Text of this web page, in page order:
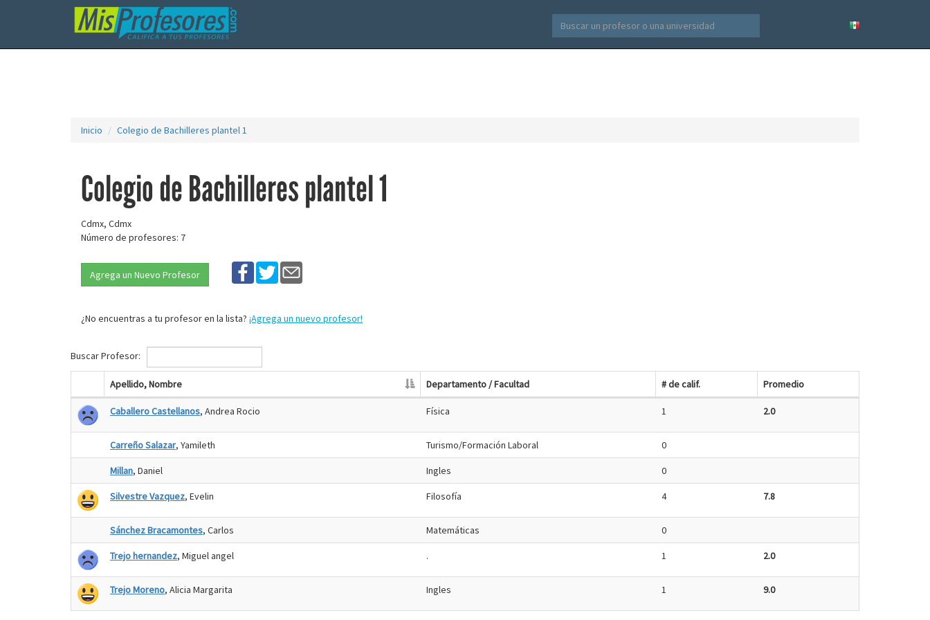
Inicio Colegio de Bachilleres plantel 1
Colegio de Bachilleres plantel 1
Cdmx, Cdmx
Número de profesores: 7
Agrega un Nuevo Profesor
¿No encuentras a tu profesor en la lista? ¡Agrega un nuevo profesor!
Buscar Profesor:
Apellido, Nombre Departamento / Facultad # de calif. Promedio
Caballero Castellanos, Andrea Rocio Física 1 2.0
Carreño Salazar, Yamileth Turismo/Formación Laboral 0
Millan, Daniel Ingles 0
Silvestre Vazquez, Evelin Filosofía 4 7.8
Sánchez Bracamontes, Carlos Matemáticas 0
Trejo hernandez, Miguel angel . 1 2.0
Trejo Moreno, Alicia Margarita Ingles 1 9.0